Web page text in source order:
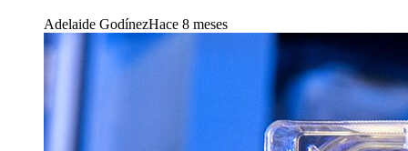
Adelaide GodínezHace 8 meses